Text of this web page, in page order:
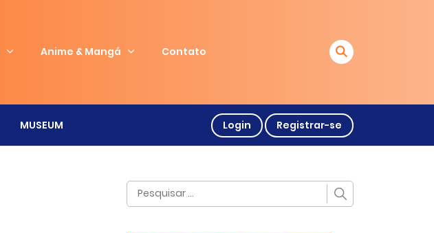
Anime & Mangá Contato
MUSEUM Login Registrar-se